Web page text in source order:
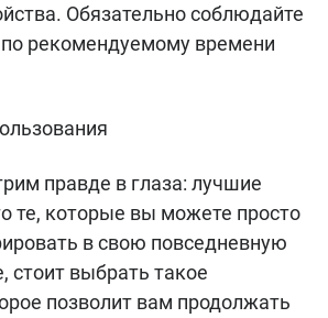
Обязательно соблюдайте
по рекомендуемому времени
правде в глаза: лучшие
те, которые вы можете просто
в свою повседневную
стоит выбрать такое
позволит вам продолжать